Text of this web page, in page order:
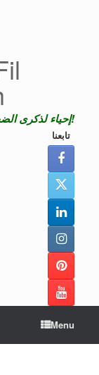
إحياء لذكرى الضحايا لن ندع موتهم يمر دون عقاب!
تابعنا
Menu